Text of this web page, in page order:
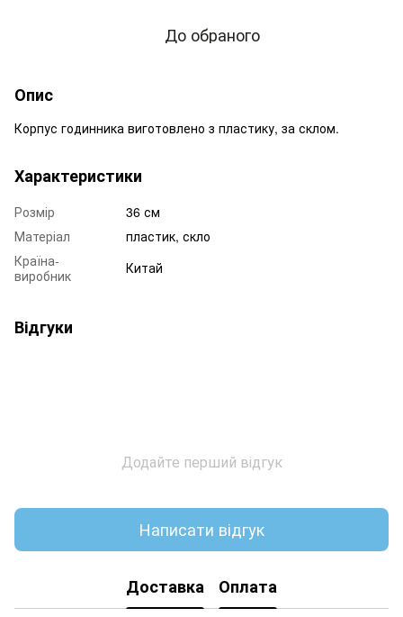
До обраного
Опис
Корпус годинника виготовлено з пластику, за склом.
Характеристики
Розмір
36 см
Матеріал
пластик, скло
Країна-
виробник
Китай
Відгуки
Додайте перший відгук
Написати відгук
Доставка Оплата